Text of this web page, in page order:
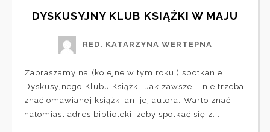
DYSKUSYJNY KLUB KSIĄŻKI W MAJU
RED. KATARZYNA WERTEPNA
Zapraszamy na (kolejne w tym roku!) spotkanie
Dyskusyjnego Klubu Książki. Jak zawsze – nie trzeba
znać omawianej książki ani jej autora. Warto znać
natomiast adres biblioteki, żeby spotkać się z...